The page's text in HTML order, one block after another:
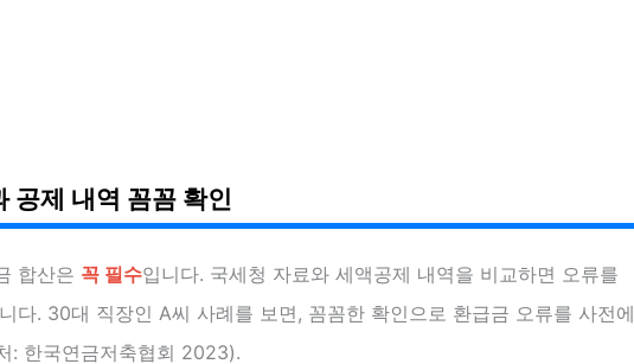
공제 내역 꼼꼼 확인
합산은 꼭 필수입니다. 국세청 자료와 세액공제 내역을 비교하면 오류를
다. 30대 직장인 A씨 사례를 보면, 꼼꼼한 확인으로 환급금 오류를 사전에
: 한국연금저축협회 2023).